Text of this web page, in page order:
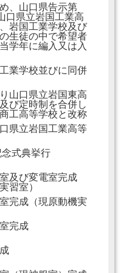
、山口県告示第
口県立岩国工業高
岩国工業学校及び
生徒の中で希望者
学年に編入又は入
業学校並びに同併
山口県立岩国東高
び定時制を合併し
工高等学校と改称
県立岩国工業高等
式典挙行
及び変電室完成
習室）
完成（現原動機実
完成